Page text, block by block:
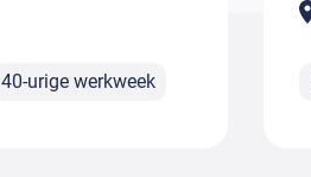
40-urige werkweek